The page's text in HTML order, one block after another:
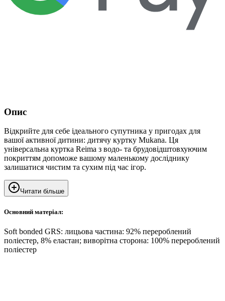
Опис
Відкрийте для себе ідеального супутника у пригодах для
вашої активної дитини: дитячу куртку Mukana. Ця
універсальна куртка Reima з водо- та брудовідштовхуючим
покриттям допоможе вашому маленькому досліднику
залишатися чистим та сухим під час ігор.
Читати більше
Основний матеріал:
Soft bonded GRS: лицьова частина: 92% перероблений
поліестер, 8% еластан; виворітна сторона: 100% перероблений
поліестер